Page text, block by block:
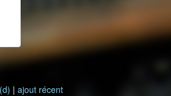
|ajout récent